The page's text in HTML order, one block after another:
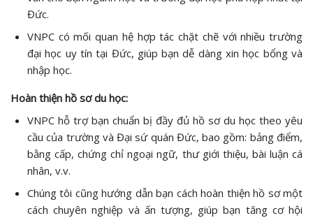
Đức.
VNPC có mối quan hệ hợp tác chặt chẽ với nhiều trường
đại học uy tín tại Đức, giúp bạn dễ dàng xin học bổng và
nhập học.
Hoàn thiện hồ sơ du học:
VNPC hỗ trợ bạn chuẩn bị đầy đủ hồ sơ du học theo yêu
cầu của trường và Đại sứ quán Đức, bao gồm: bảng điểm,
bằng cấp, chứng chỉ ngoại ngữ, thư giới thiệu, bài luận cá
nhân, v.v.
Chúng tôi cũng hướng dẫn bạn cách hoàn thiện hồ sơ một
cách chuyên nghiệp và ấn tượng, giúp bạn tăng cơ hội